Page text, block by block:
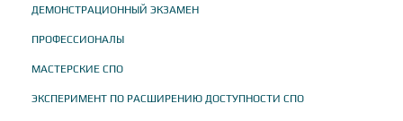
ДЕМОНСТРАЦИОННЫЙ ЭКЗАМЕН
ПРОФЕССИОНАЛЫ
МАСТЕРСКИЕ СПО
ЭКСПЕРИМЕНТ ПО РАСШИРЕНИЮ ДОСТУПНОСТИ СПО